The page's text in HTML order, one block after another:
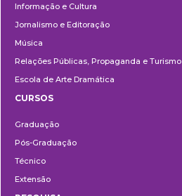
Informação e Cultura
Jornalismo e Editoração
Música
Relações Públicas, Propaganda e Turismo
Escola de Arte Dramática
CURSOS
Graduação
Pós-Graduação
Técnico
Extensão